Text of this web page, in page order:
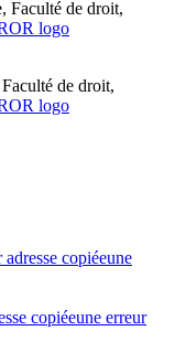
Faculté de droit,
de droit,
adresse copiéeune
copiéeune erreur